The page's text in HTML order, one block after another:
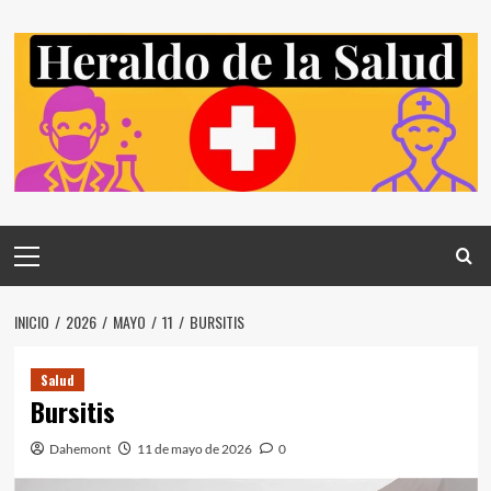
contenido
principal
INICIO 2026 MAYO 11 BURSITIS
Salud
Bursitis
Dahemont 11 de mayo de 2026 0